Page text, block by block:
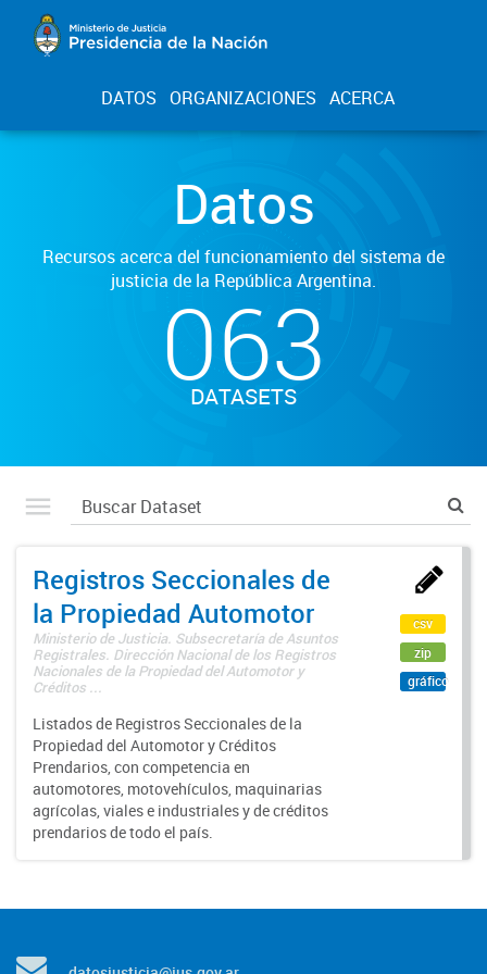
DATOS ORGANIZACIONES ACERCA
Datos
Recursos acerca del funcionamiento del sistema de
justicia de la República Argentina.
063
DATASETS
Registros Seccionales de
la Propiedad Automotor
Ministerio de Justicia. Subsecretaría de Asuntos
Registrales. Dirección Nacional de los Registros
Nacionales de la Propiedad del Automotor y
Créditos ...
Listados de Registros Seccionales de la
Propiedad del Automotor y Créditos
Prendarios, con competencia en
automotores, motovehículos, maquinarias
agrícolas, viales e industriales y de créditos
prendarios de todo el país.
csv
zip
gráfico